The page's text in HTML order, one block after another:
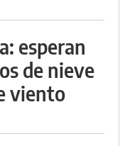
esperan
de nieve
viento